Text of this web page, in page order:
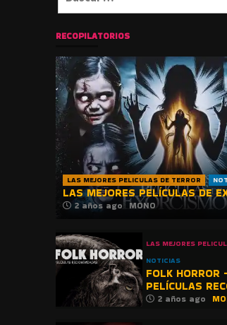
RECOPILATORIOS
LAS MEJORES PELICULAS DE TERROR
LAS MEJORES PELÍCULAS DE
2 años ago MONO
LAS MEJORES
NOTICIAS
FOLK HORROR
PELÍCULAS
2 años ago